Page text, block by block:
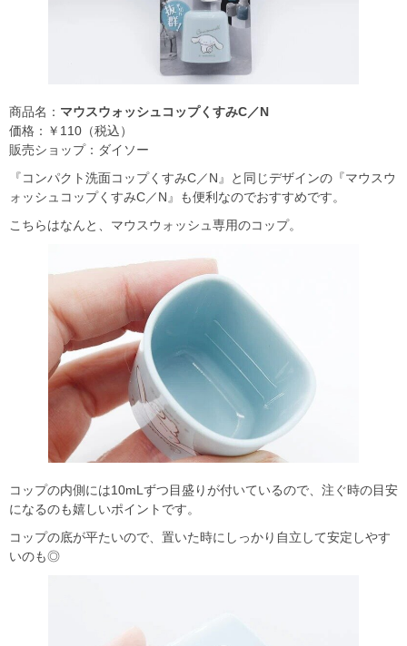
商品名： マウスウォッシュコップくすみC／N
価格：￥110（税込）
販売ショップ：ダイソー
『コンパクト洗面コップくすみC／N』と同じデザインの『マウスウ
ォッシュコップくすみC／N』も便利なのでおすすめです。
こちらはなんと、マウスウォッシュ専用のコップ。
コップの内側には10mLずつ目盛りが付いているので、注ぐ時の目安
になるのも嬉しいポイントです。
コップの底が平たいので、置いた時にしっかり自立して安定しやす
いのも◎